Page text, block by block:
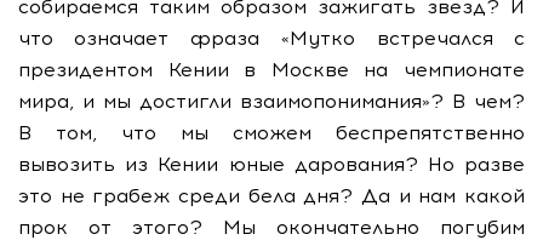
собираемся таким образом зажигать звезд? И
что означает фраза «Мутко встречался с
президентом Кении в Москве на чемпионате
мира, и мы достигли взаимопонимания»? В чем?
В том, что мы сможем беспрепятственно
вывозить из Кении юные дарования? Но разве
это не грабеж среди бела дня? Да и нам какой
прок от этого? Мы окончательно погубим